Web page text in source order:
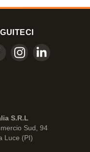
S.R.L
Sud, 94
Luce (PI)